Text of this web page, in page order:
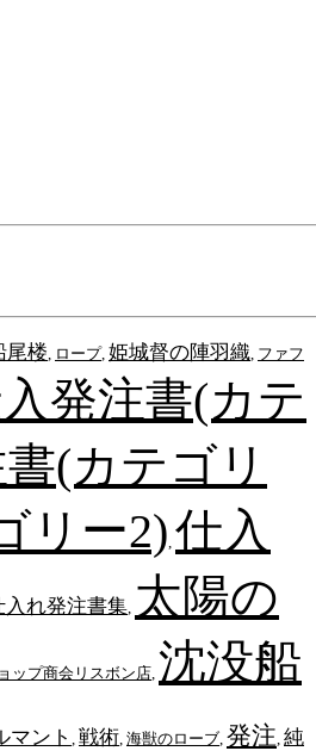
尾楼 ロープ, 姫城督の陣羽織 ファフ
発注書(カテ
(カテゴリ
リー2)仕入
入れ発注書集 太陽の
ップ商会リスボン店 沈没船
マント 戦術 海獣のローブ 発注 純